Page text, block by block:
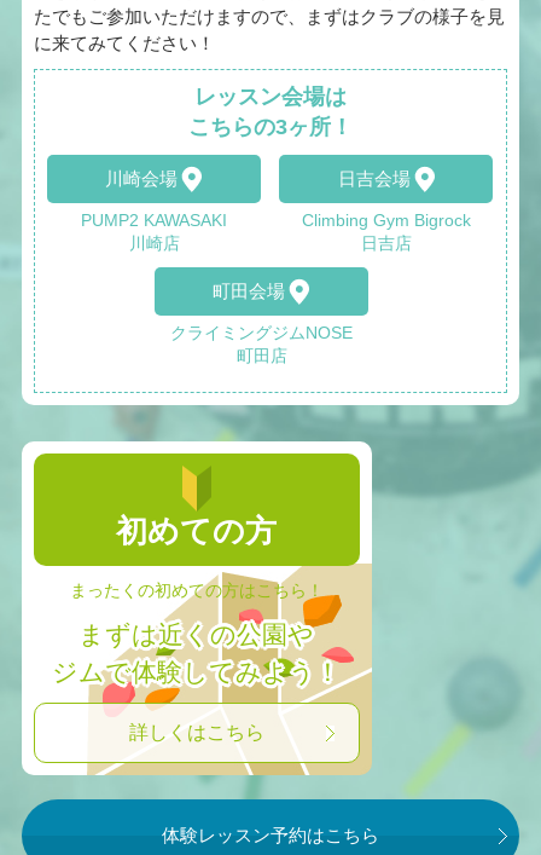
たでもご参加いただけますので、まずはクラブの様子を見
に来てみてください！
レッスン会場は
こちらの3ヶ所！
川崎会場
PUMP2 KAWASAKI
川崎店
日吉会場
Climbing Gym Bigrock
日吉店
町田会場
クライミングジムNOSE
町田店
初めての方
まったくの初めての方はこちら！
まずは近くの公園や
ジムで体験してみよう！
詳しくはこちら
体験レッスン予約はこちら